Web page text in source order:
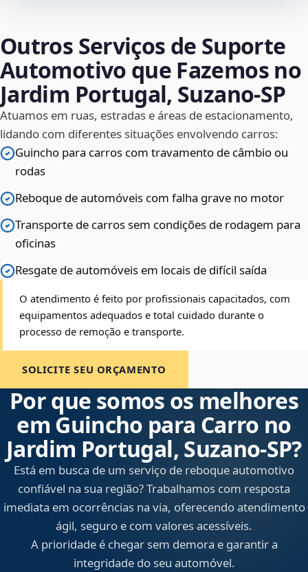
Outros Serviços de Suporte
Automotivo que Fazemos no
Jardim Portugal, Suzano‑SP
Atuamos em ruas, estradas e áreas de estacionamento,
lidando com diferentes situações envolvendo carros:
Guincho para carros com travamento de câmbio ou
rodas
Reboque de automóveis com falha grave no motor
Transporte de carros sem condições de rodagem para
oficinas
Resgate de automóveis em locais de difícil saída
O atendimento é feito por profissionais capacitados, com
equipamentos adequados e total cuidado durante o
processo de remoção e transporte.
SOLICITE SEU ORÇAMENTO
Por que somos os melhores
em Guincho para Carro no
Jardim Portugal, Suzano‑SP?
Está em busca de um serviço de reboque automotivo
confiável na sua região? Trabalhamos com resposta
imediata em ocorrências na via, oferecendo atendimento
ágil, seguro e com valores acessíveis.
A prioridade é chegar sem demora e garantir a
integridade do seu automóvel.